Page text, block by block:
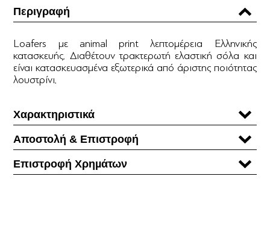
Περιγραφή
Loafers με animal print λεπτομέρεια Ελληνικής
κατασκευής. Διαθέτουν τρακτερωτή ελαστική σόλα και
είναι κατασκευασμένα εξωτερικά από άριστης ποιότητας
λουστρίνι.
Χαρακτηριστικά
Αποστολή & Επιστροφή
Επιστροφή Χρηµάτων